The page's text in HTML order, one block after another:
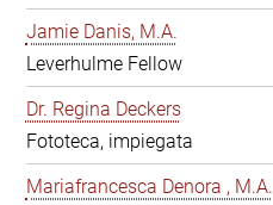
Jamie Danis, M.A.
Leverhulme Fellow
Dr. Regina Deckers
Fototeca, impiegata
Mariafrancesca Denora , M.A.